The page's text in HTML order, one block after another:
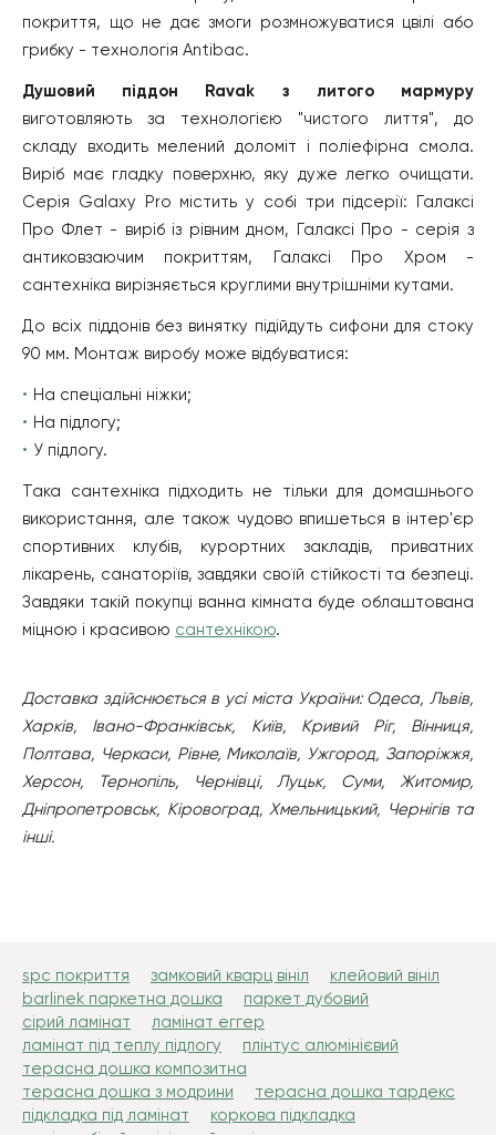
покриття, що не дає змоги розмножуватися цвілі або
грибку - технологія Antibac.
Душовий піддон Ravak з литого мармуру
виготовляють за технологією "чистого лиття", до
складу входить мелений доломіт і поліефірна смола.
Виріб має гладку поверхню, яку дуже легко очищати.
Серія Galaxy Pro містить у собі три підсерії: Галаксі
Про Флет - виріб із рівним дном, Галаксі Про - серія з
антиковзаючим покриттям, Галаксі Про Хром -
сантехніка вирізняється круглими внутрішніми кутами.
До всіх піддонів без винятку підійдуть сифони для стоку
90 мм. Монтаж виробу може відбуватися:
На спеціальні ніжки;
На підлогу;
У підлогу.
Така сантехніка підходить не тільки для домашнього
використання, але також чудово впишеться в інтер'єр
спортивних клубів, курортних закладів, приватних
лікарень, санаторіїв, завдяки своїй стійкості та безпеці.
Завдяки такій покупці ванна кімната буде облаштована
міцною і красивою сантехнікою.
Доставка здійснюється в усі міста України: Одеса, Львів,
Харків, Івано-Франківськ, Київ, Кривий Ріг, Вінниця,
Полтава, Черкаси, Рівне, Миколаїв, Ужгород, Запоріжжя,
Херсон, Тернопіль, Чернівці, Луцьк, Суми, Житомир,
Дніпропетровськ, Кіровоград, Хмельницький, Чернігів та
інші.
spc покриття замковий кварц вініл
клейовий вініл
barlinek паркетна дошка
паркет дубовий
сірий ламінат
ламінат еггер
ламінат під теплу підлогу
плінтус алюмінієвий
терасна дошка композитна
терасна дошка з модрини
терасна дошка тардекс
підкладка під ламінат
коркова підкладка